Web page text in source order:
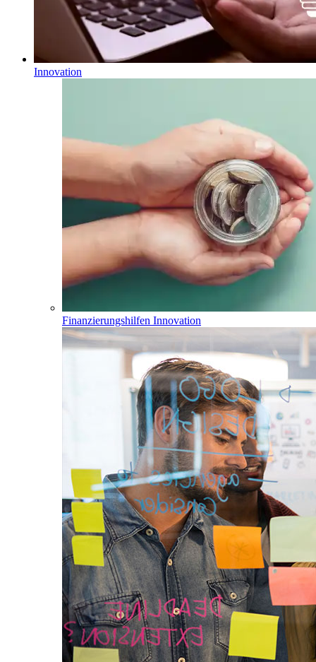
Innovation
Finanzierungshilfen Innovation